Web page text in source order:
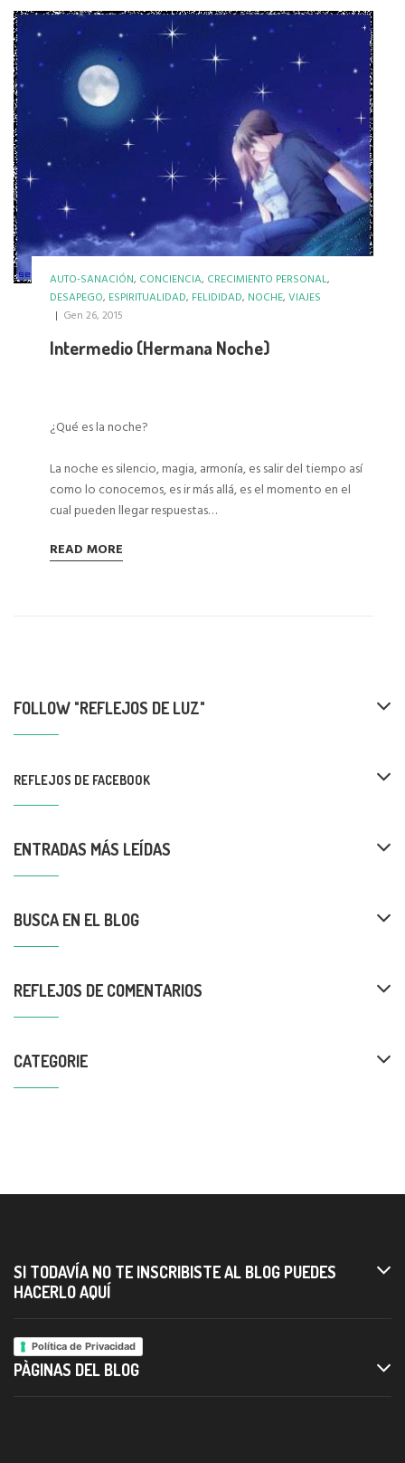
AUTO-SANACIÓN, CONCIENCIA, CRECIMIENTO PERSONAL,
DESAPEGO, ESPIRITUALIDAD, FELIDIDAD, NOCHE, VIAJES
| Gen 26, 2015
Intermedio (Hermana Noche)
¿Qué es la noche?
La noche es silencio, magia, armonía, es salir del tiempo así
como lo conocemos, es ir más allá, es el momento en el
cual pueden llegar respuestas…
READ MORE
FOLLOW "REFLEJOS DE LUZ"
REFLEJOS DE FACEBOOK
ENTRADAS MÁS LEÍDAS
BUSCA EN EL BLOG
REFLEJOS DE COMENTARIOS
CATEGORIE
SI TODAVÍA NO TE INSCRIBISTE AL BLOG PUEDES
HACERLO AQUÍ
Política de Privacidad
PÀGINAS DEL BLOG